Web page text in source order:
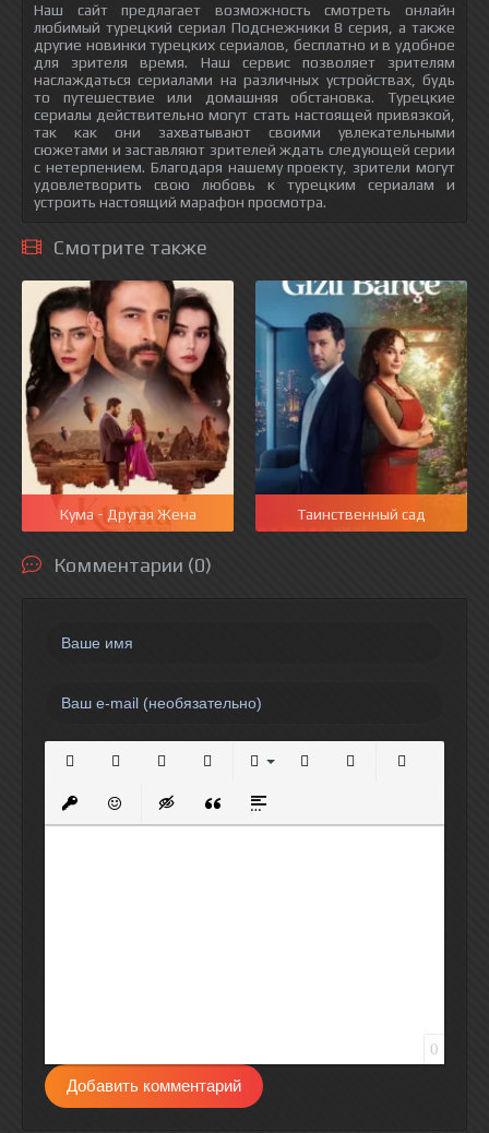
Наш сайт предлагает возможность смотреть онлайн
любимый турецкий сериал Подснежники 8 серия, а также
другие новинки турецких сериалов, бесплатно и в удобное
для зрителя время. Наш сервис позволяет зрителям
наслаждаться сериалами на различных устройствах, будь
то путешествие или домашняя обстановка. Турецкие
сериалы действительно могут стать настоящей привязкой,
так как они захватывают своими увлекательными
сюжетами и заставляют зрителей ждать следующей серии
с нетерпением. Благодаря нашему проекту, зрители могут
удовлетворить свою любовь к турецким сериалам и
устроить настоящий марафон просмотра.
Смотрите также
Кума - Другая Жена Таинственный сад
Комментарии (0)
Вставить защищенную ссылку
Вставить смайлик
Вставка скрытого текста
Вставка цитаты
Вставка спойлера
0
Добавить комментарий